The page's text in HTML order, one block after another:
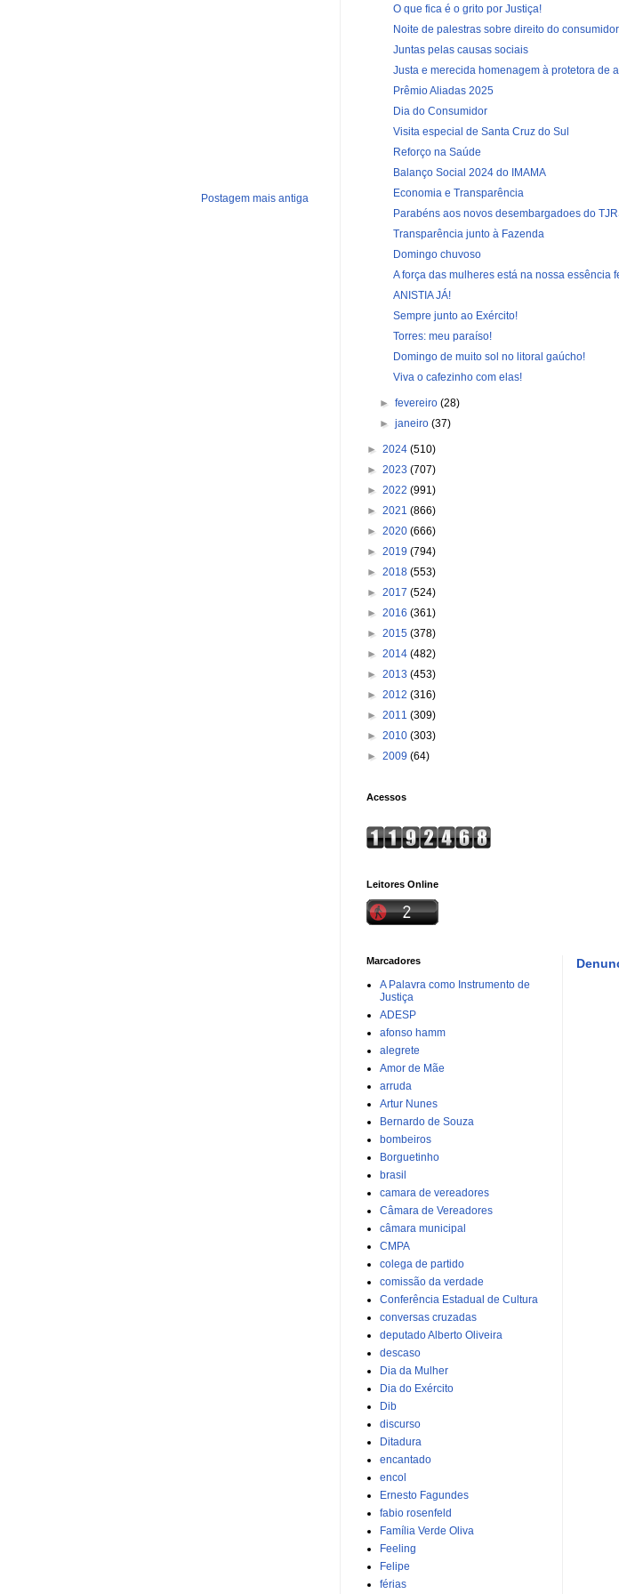
Postagem mais antiga
O que fica é o grito por Justiça!
Noite de palestras sobre direito do consumidor
Juntas pelas causas sociais
Justa e merecida homenagem à protetora de
Prêmio Aliadas 2025
Dia do Consumidor
Visita especial de Santa Cruz do Sul
Reforço na Saúde
Balanço Social 2024 do IMAMA
Economia e Transparência
Parabéns aos novos desembargadoes do
Transparência junto à Fazenda
Domingo chuvoso
A força das mulheres está na nossa essência
ANISTIA JÁ!
Sempre junto ao Exército!
Torres: meu paraíso!
Domingo de muito sol no litoral gaúcho!
Viva o cafezinho com elas!
►fevereiro(28)
►janeiro(37)
► 2024 (510)
► 2023 (707)
► 2022 (991)
► 2021 (866)
► 2020 (666)
► 2019 (794)
► 2018 (553)
► 2017 (524)
► 2016 (361)
► 2015 (378)
► 2014 (482)
► 2013 (453)
► 2012 (316)
► 2011 (309)
► 2010 (303)
► 2009 (64)
Acessos
Leitores Online
Marcadores
A Palavra como Instrumento de
Justiça
ADESP
afonso hamm
alegrete
Amor de Mãe
arruda
Artur Nunes
Bernardo de Souza
bombeiros
Borguetinho
brasil
camara de vereadores
Câmara de Vereadores
câmara municipal
CMPA
colega de partido
comissão da verdade
Conferência Estadual de Cultura
conversas cruzadas
deputado Alberto Oliveira
descaso
Dia da Mulher
Dia do Exército
Dib
discurso
Ditadura
encantado
encol
Ernesto Fagundes
fabio rosenfeld
Família Verde Oliva
Feeling
Felipe
férias